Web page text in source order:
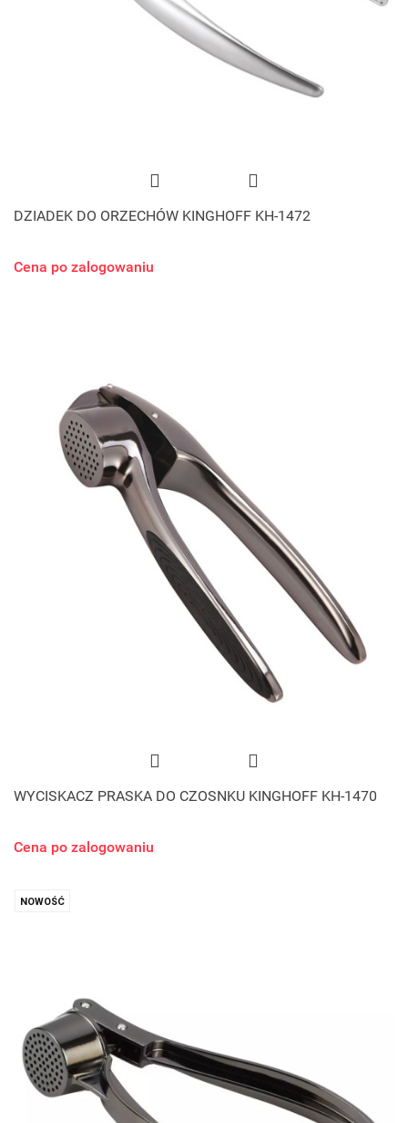
DZIADEK DO ORZECHÓW KINGHOFF KH-1472
Cena po zalogowaniu
WYCISKACZ PRASKA DO CZOSNKU KINGHOFF KH-1470
Cena po zalogowaniu
NOWOŚĆ